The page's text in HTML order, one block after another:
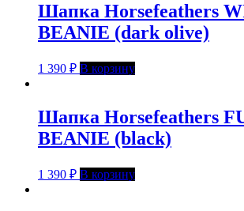
Шапка Horsefeathers
BEANIE (dark olive)
1 390 ₽ В корзину
Шапка Horsefeathers
BEANIE (black)
1 390 ₽ В корзину